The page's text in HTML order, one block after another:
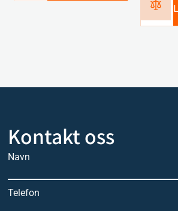
Kontakt oss
Navn
Telefon